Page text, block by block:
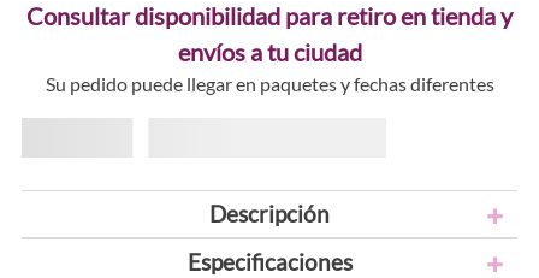
Consultar disponibilidad para retiro en tienda y
envíos a tu ciudad
Su pedido puede llegar en paquetes y fechas diferentes
Descripción
Especificaciones